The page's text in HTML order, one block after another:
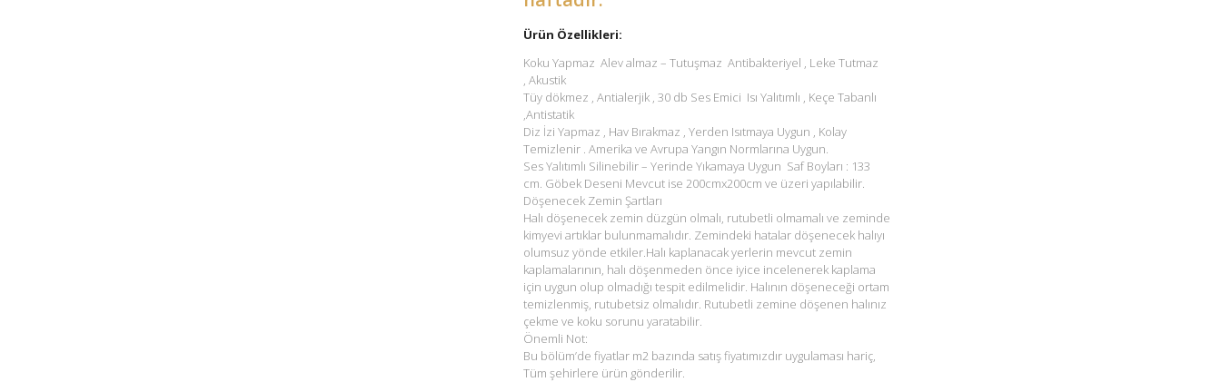
Ürün Özellikleri:
Koku Yapmaz Alev almaz – Tutuşmaz Antibakteriyel , Leke Tutmaz
, Akustik
Tüy dökmez , Antialerjik , 30 db Ses Emici Isı Yalıtımlı , Keçe Tabanlı
,Antistatik
Diz İzi Yapmaz , Hav Bırakmaz , Yerden Isıtmaya Uygun , Kolay
Temizlenir . Amerika ve Avrupa Yangın Normlarına Uygun.
Ses Yalıtımlı Silinebilir – Yerinde Yıkamaya Uygun Saf Boyları : 133
cm. Göbek Deseni Mevcut ise 200cmx200cm ve üzeri yapılabilir.
Döşenecek Zemin Şartları
Halı döşenecek zemin düzgün olmalı, rutubetli olmamalı ve zeminde
kimyevi artıklar bulunmamalıdır. Zemindeki hatalar döşenecek halıyı
olumsuz yönde etkiler.Halı kaplanacak yerlerin mevcut zemin
kaplamalarının, halı döşenmeden önce iyice incelenerek kaplama
için uygun olup olmadığı tespit edilmelidir. Halının döşeneceği ortam
temizlenmiş, rutubetsiz olmalıdır. Rutubetli zemine döşenen halınız
çekme ve koku sorunu yaratabilir.
Önemli Not:
Bu bölüm’de fiyatlar m2 bazında satış fiyatımızdır uygulaması hariç,
Tüm şehirlere ürün gönderilir.